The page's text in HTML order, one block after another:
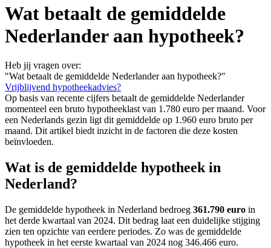
Wat betaalt de gemiddelde
Nederlander aan hypotheek?
Heb jij vragen over:
"Wat betaalt de gemiddelde Nederlander aan hypotheek?"
Vrijblijvend hypotheekadvies?
Op basis van recente cijfers betaalt de gemiddelde Nederlander
momenteel een bruto hypotheeklast van 1.780 euro per maand. Voor
een Nederlands gezin ligt dit gemiddelde op 1.960 euro bruto per
maand. Dit artikel biedt inzicht in de factoren die deze kosten
beïnvloeden.
Wat is de gemiddelde hypotheek in
Nederland?
De gemiddelde hypotheek in Nederland bedroeg 361.790 euro in
het derde kwartaal van 2024. Dit bedrag laat een duidelijke stijging
zien ten opzichte van eerdere periodes. Zo was de gemiddelde
hypotheek in het eerste kwartaal van 2024 nog 346.466 euro.